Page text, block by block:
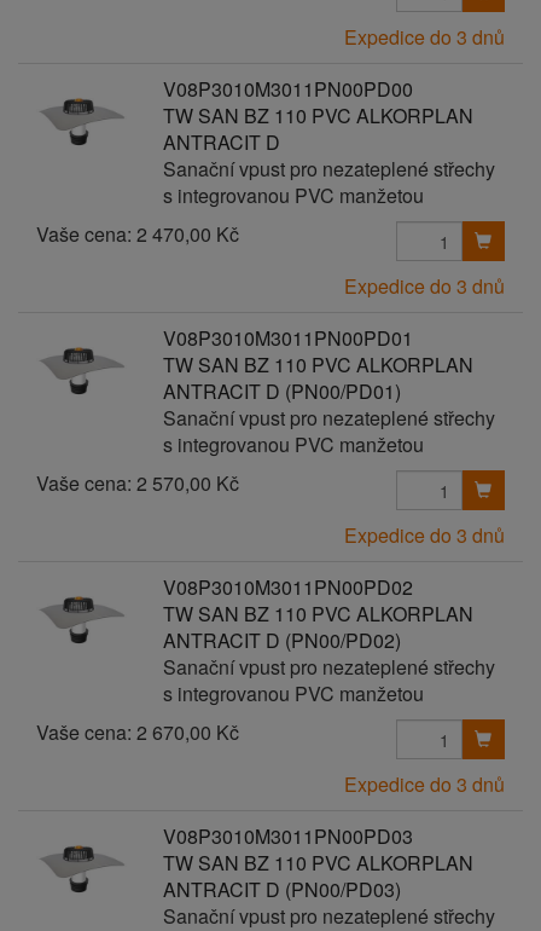
Expedice do 3 dnů
V08P3010M3011PN00PD00
TW SAN BZ 110 PVC ALKORPLAN
ANTRACIT D
Sanační vpust pro nezateplené střechy
s integrovanou PVC manžetou
Vaše cena: 2 470,00 Kč
Expedice do 3 dnů
V08P3010M3011PN00PD01
TW SAN BZ 110 PVC ALKORPLAN
ANTRACIT D (PN00/PD01)
Sanační vpust pro nezateplené střechy
s integrovanou PVC manžetou
Vaše cena: 2 570,00 Kč
Expedice do 3 dnů
V08P3010M3011PN00PD02
TW SAN BZ 110 PVC ALKORPLAN
ANTRACIT D (PN00/PD02)
Sanační vpust pro nezateplené střechy
s integrovanou PVC manžetou
Vaše cena: 2 670,00 Kč
Expedice do 3 dnů
V08P3010M3011PN00PD03
TW SAN BZ 110 PVC ALKORPLAN
ANTRACIT D (PN00/PD03)
Sanační vpust pro nezateplené střechy